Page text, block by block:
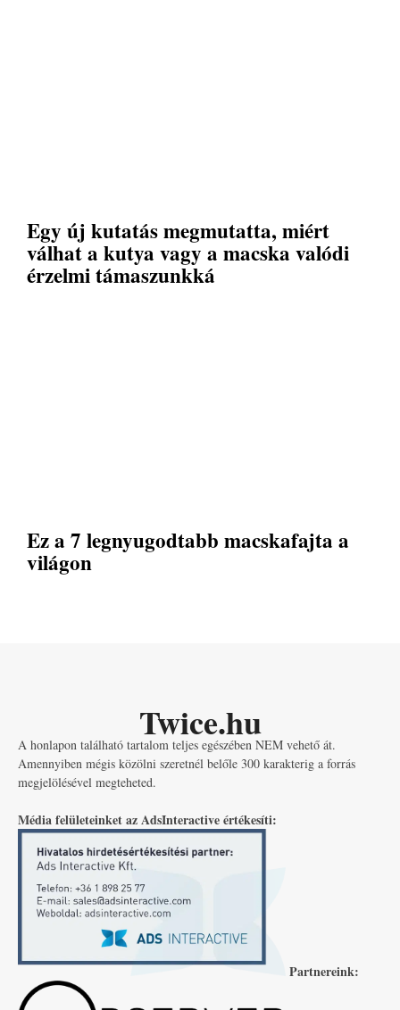
Egy új kutatás megmutatta, miért
válhat a kutya vagy a macska valódi
érzelmi támaszunkká
Ez a 7 legnyugodtabb macskafajta a
világon
Twice.hu
A honlapon található tartalom teljes egészében NEM vehető át.
Amennyiben mégis közölni szeretnél belőle 300 karakterig a forrás
megjelölésével megteheted.
Média felületeinket az AdsInteractive értékesíti:
Partnereink: